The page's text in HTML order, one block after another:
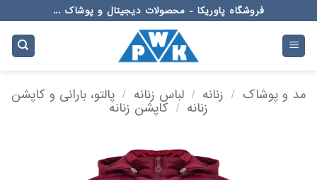
to
content
فروشگاه پاوریکا - محصولات دیجیتال و پوشاک ...
مد و پوشاک / زنانه / لباس زنانه / پالتو، بارانی و کاپشن
زنانه / کاپشن زنانه